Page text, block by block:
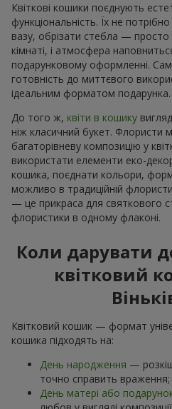
Квіткові кошики поєднують
функціональність. Їх не
вазу, обрізати стебла — просто
кімнаті, і атмосфера
подарунковому оформленні.
готовність до миттєвого
ідеальним форматом подарунка.
До того ж, квіти в кошику
ніж класичний букет. Флористи
багаторівневу композицію у
використати елементи еко-
кошика, поєднати кольори,
можливо в традиційній
— це прикраса для святкового
флористики в одному флаконі.
Коли дарувати
квітковий
Квітковий кошик — формат
кошика підходять на:
День народження —
точно справить враження;
День матері або